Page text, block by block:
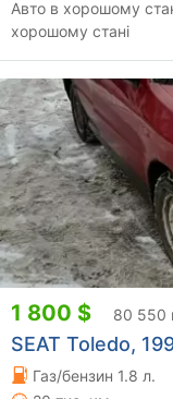
Авто в хорошому
хорошому стані
1 800 $ 80 550
SEAT Toledo,
Газ/бензин 1.8 л.